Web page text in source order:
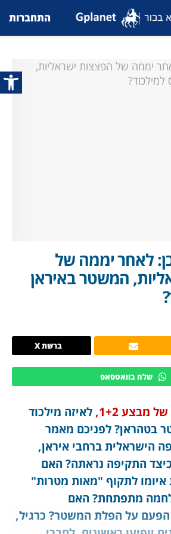
פתח
התחברות
לאחר יממה של
המשטר באיראן
ברשת X
שלח בוואטסאפ
מבצע 1+2,
לאיזה מילכוד
בטהראן? לפניכם מאמר
הישראלית ברחבי איראן,
התקיפה נראתה? האם
לתקוף "מאות מטרות"
מתפתחת? האם
הפעם על הפלת המשטר? כרגיל,